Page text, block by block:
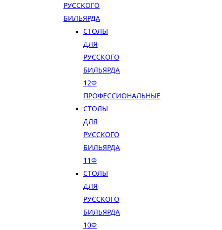
РУССКОГО
БИЛЬЯРДА
СТОЛЫ
ДЛЯ
РУССКОГО
БИЛЬЯРДА
12Ф
ПРОФЕССИОНАЛЬНЫЕ
СТОЛЫ
ДЛЯ
РУССКОГО
БИЛЬЯРДА
11Ф
СТОЛЫ
ДЛЯ
РУССКОГО
БИЛЬЯРДА
10Ф